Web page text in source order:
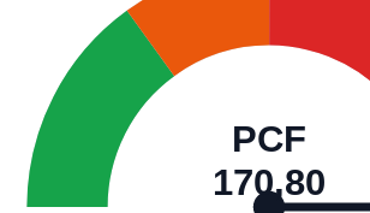
PCF
170,80